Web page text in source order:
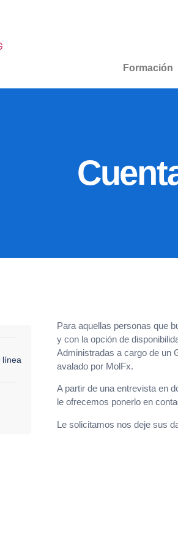
Formación
línea
Para aquellas personas que
y con la opción de
Administradas a cargo de un
avalado por MolFx.
A partir de una entrevista en
le ofrecemos ponerlo en
Le solicitamos nos deje sus